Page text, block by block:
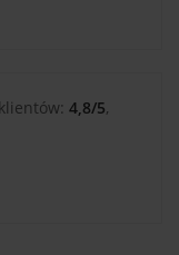
4,8/5,